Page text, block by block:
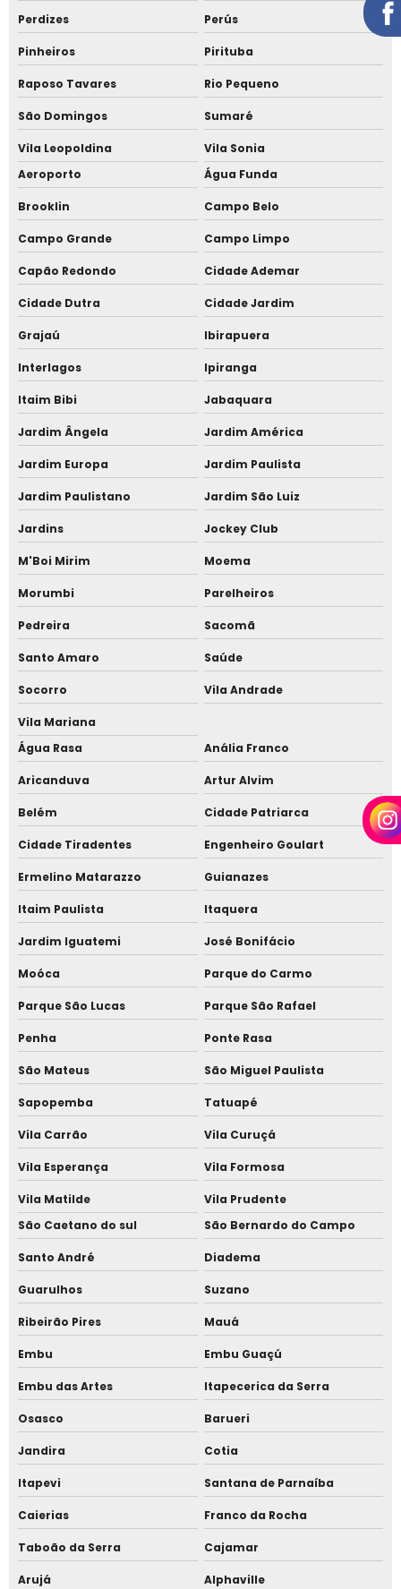
Instalação de cobertura residencial
Instalação de cobertura sem laje
Instalação de telha sanduíche
Instalação de telha sanduíche alto padrão
Instalação de telha sanduíche em Alphaville
Instalação de telha sanduíche em Barueri
Instalação de telha sanduíche em Cotia
Instalação de telha sanduíche Jardim Europa
Instalação de telhado metálico
Instalação de telhado para garagem
Telha com forro amadeirado
Telha isotérmica em Barueri
Telha isotérmica em Alphaville
Telha metálica com aparência de madeira
Telha que imita madeira preço
Telha sanduiche acabamento madeira
Telha sanduiche com acabamento amadeirado
Telha sanduiche com forro
Telha sanduiche com forro de madeira
Telha sanduiche com madeira
Telha sanduíche
Telha sanduíche alto padrão
Telha sanduíche alto padrão em Alphaville
Telha sanduíche amadeirada
Telha sanduíche com instalação
Telha sanduíche cor cerâmica
Telha sanduíche efeito madeira
Telha sanduíche em Cotia
Telha sanduíche madeira em Alphaville
Telha sanduíche no Jardim Europa
Telha sanduíche preço
Telha sanduíche preço Barueri
Telha sanduíche preço em Cotia
Telha sanduíche sob medida
Telhado moderno para residência de alto padrão
Perdizes Perús
Pinheiros Pirituba
Raposo Tavares Rio Pequeno
São Domingos Sumaré
Vila Leopoldina
Vila Sonia
Aeroporto
Água Funda
Brooklin Campo Belo
Campo Grande Campo Limpo
Capão Redondo Cidade Ademar
Cidade Dutra Cidade Jardim
Grajaú Ibirapuera
Interlagos Ipiranga
Itaim Bibi Jabaquara
Jardim Ângela Jardim América
Jardim Europa Jardim Paulista
Jardim Paulistano Jardim São Luiz
Jardins Jockey Club
M'Boi Mirim Moema
Morumbi Parelheiros
Pedreira Sacomã
Santo Amaro Saúde
Socorro Vila Andrade
Vila Mariana
Água Rasa
Anália Franco
Aricanduva Artur Alvim
Belém Cidade Patriarca
Cidade Tiradentes Engenheiro Goulart
Ermelino Matarazzo Guianazes
Itaim Paulista Itaquera
Jardim Iguatemi José Bonifácio
Moóca Parque do Carmo
Parque São Lucas Parque São Rafael
Penha Ponte Rasa
São Mateus São Miguel Paulista
Sapopemba Tatuapé
Vila Carrão Vila Curuçá
Vila Esperança Vila Formosa
Vila Matilde
Vila Prudente
São Caetano do sul
São Bernardo do Campo
Santo André Diadema
Guarulhos Suzano
Ribeirão Pires Mauá
Embu Embu Guaçú
Embu das Artes Itapecerica da Serra
Osasco Barueri
Jandira Cotia
Itapevi Santana de Parnaíba
Caierias Franco da Rocha
Taboão da Serra Cajamar
Arujá Alphaville